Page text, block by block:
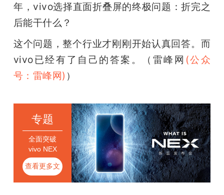
年，vivo选择直面折叠屏的终极问题：折完之
后能干什么？
这个问题，整个行业才刚刚开始认真回答。而
vivo已经有了自己的答案。（雷峰网 (公众
号：雷峰网) ）
专题
全面突破
vivo NEX
查看更多文
章